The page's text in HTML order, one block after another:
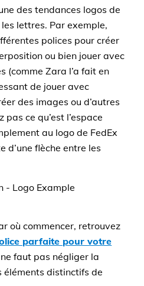
des tendances logos de
lettres. Par exemple,
polices pour créer
ou bien jouer avec
(comme Zara l’a fait en
de jouer avec
des images ou d’autres
ce qu’est l’espace
au logo de FedEx
d’une flèche entre les
où commencer, retrouvez
parfaite pour votre
faut pas négliger la
éléments distinctifs de